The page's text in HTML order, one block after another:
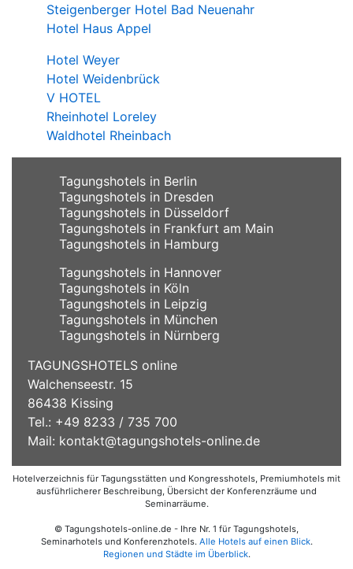
Steigenberger Hotel Bad Neuenahr
Hotel Haus Appel
Hotel Weyer
Hotel Weidenbrück
V HOTEL
Rheinhotel Loreley
Waldhotel Rheinbach
Tagungshotels in Berlin
Tagungshotels in Dresden
Tagungshotels in Düsseldorf
Tagungshotels in Frankfurt am Main
Tagungshotels in Hamburg
Tagungshotels in Hannover
Tagungshotels in Köln
Tagungshotels in Leipzig
Tagungshotels in München
Tagungshotels in Nürnberg
TAGUNGSHOTELS online
Walchenseestr. 15
86438 Kissing
Tel.: +49 8233 / 735 700
Mail: kontakt@tagungshotels-online.de
Hotelverzeichnis für Tagungsstätten und Kongresshotels, Premiumhotels mit
ausführlicherer Beschreibung, Übersicht der Konferenzräume und
Seminarräume.
© Tagungshotels-online.de - Ihre Nr. 1 für Tagungshotels,
Seminarhotels und Konferenzhotels. Alle Hotels auf einen Blick.
Regionen und Städte im Überblick.